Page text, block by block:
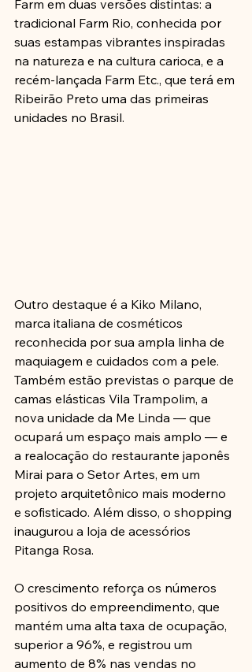
Farm em duas versões distintas: a
tradicional Farm Rio, conhecida por
suas estampas vibrantes inspiradas
na natureza e na cultura carioca, e a
recém-lançada Farm Etc., que terá em
Ribeirão Preto uma das primeiras
unidades no Brasil.
Outro destaque é a Kiko Milano,
marca italiana de cosméticos
reconhecida por sua ampla linha de
maquiagem e cuidados com a pele.
Também estão previstas o parque de
camas elásticas Vila Trampolim, a
nova unidade da Me Linda — que
ocupará um espaço mais amplo — e
a realocação do restaurante japonês
Mirai para o Setor Artes, em um
projeto arquitetônico mais moderno
e sofisticado. Além disso, o shopping
inaugurou a loja de acessórios
Pitanga Rosa.
O crescimento reforça os números
positivos do empreendimento, que
mantém uma alta taxa de ocupação,
superior a 96%, e registrou um
aumento de 8% nas vendas no